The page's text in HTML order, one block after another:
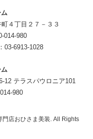
４丁目２７－３３
014-980
6913-1028
12 テラスパウロニア101
014-980
店おひさま美装. All Rights